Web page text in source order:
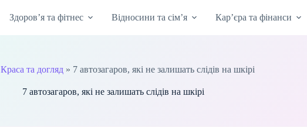
Здоров’я та фітнес Відносини та сім’я Кар’єра та фінанси
Краса та догляд» 7 автозагаров, які не залишать слідів на шкірі
7 автозагаров, які не залишать слідів на шкірі